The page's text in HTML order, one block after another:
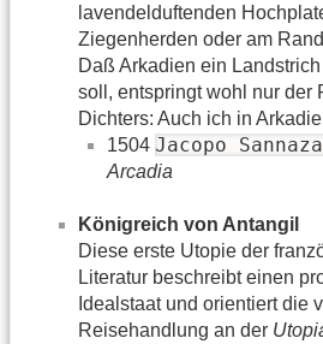
lavendelduftenden
Ziegenherden oder am
Daß Arkadien ein
soll, entspringt wohl nur der
Dichters: Auch ich in
1504 Jacopo
Arcadia
Königreich von Antangil
Diese erste Utopie der
Literatur beschreibt einen
Idealstaat und orientiert die
Reisehandlung an der